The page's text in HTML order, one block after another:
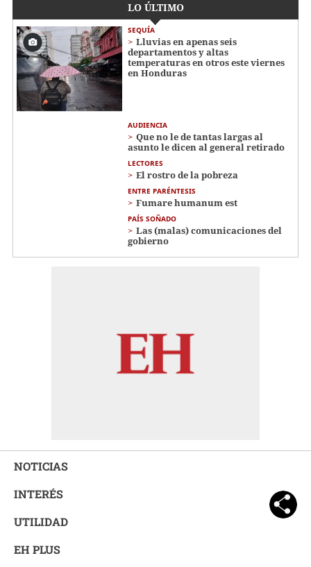
LO ÚLTIMO
SEQUÍA
Lluvias en apenas seis
departamentos y altas
temperaturas en otros este viernes
en Honduras
AUDIENCIA
Que no le de tantas largas al
asunto le dicen al general retirado
LECTORES
El rostro de la pobreza
ENTRE PARÉNTESIS
Fumare humanum est
PAÍS SOÑADO
Las (malas) comunicaciones del
gobierno
NOTICIAS
INTERÉS
UTILIDAD
EH PLUS